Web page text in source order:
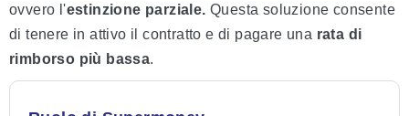
ovvero l'estinzione parziale.Questa soluzione consente
di tenere in attivo il contratto e di pagare una rata di
rimborso più bassa.